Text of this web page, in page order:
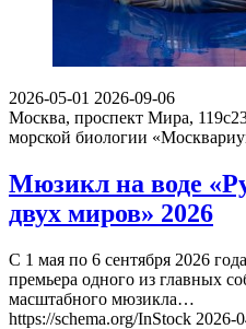
2026-05-01 2026-09-06
Москва, проспект Мира,
морской биологии
Мюзикл на воде
двух миров» 2026
С 1 мая по 6 сентября 2026
премьера одного из главных
масштабного мюзикла…
https://schema.org/InStock 2026-